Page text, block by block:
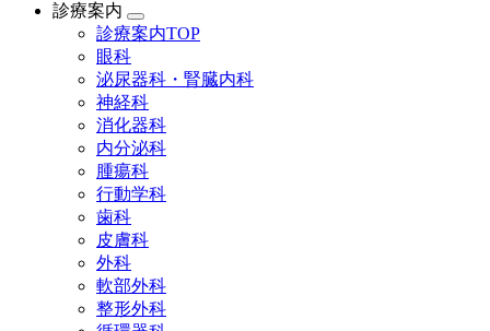
診療案内
診療案内TOP
眼科
泌尿器科・腎臓内科
神経科
消化器科
内分泌科
腫瘍科
行動学科
歯科
皮膚科
外科
軟部外科
整形外科